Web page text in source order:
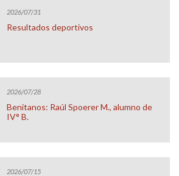
2026/07/31
Resultados deportivos
2026/07/28
Benitanos: Raúl Spoerer M., alumno de
IV° B.
2026/07/15